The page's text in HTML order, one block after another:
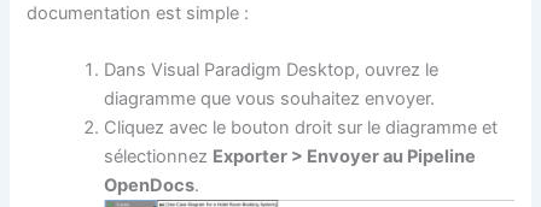
documentation est simple :
Dans Visual Paradigm Desktop, ouvrez le
diagramme que vous souhaitez envoyer.
Cliquez avec le bouton droit sur le diagramme et
sélectionnez Exporter > Envoyer au Pipeline
OpenDocs.